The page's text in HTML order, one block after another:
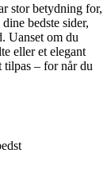
stor betydning for,
bedste sider,
Uanset om du
eller et elegant
tilpas – for når du